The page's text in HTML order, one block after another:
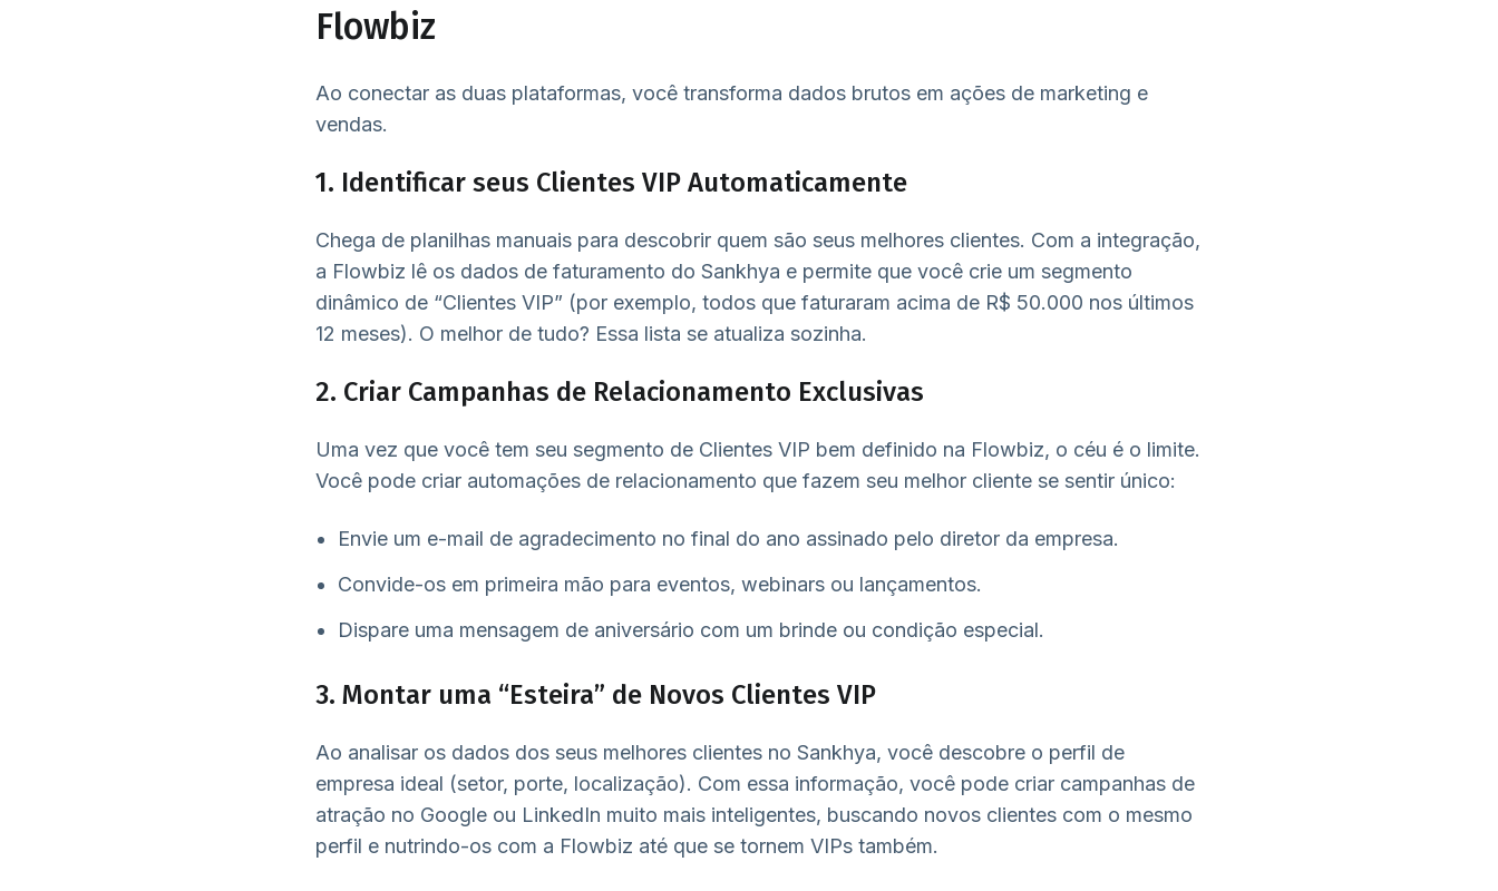
Flowbiz
Ao conectar as duas plataformas, você transforma dados brutos em ações de marketing e
vendas.
1. Identificar seus Clientes VIP Automaticamente
Chega de planilhas manuais para descobrir quem são seus melhores clientes. Com a integração,
a Flowbiz lê os dados de faturamento do Sankhya e permite que você crie um segmento
dinâmico de “Clientes VIP” (por exemplo, todos que faturaram acima de R$ 50.000 nos últimos
12 meses). O melhor de tudo? Essa lista se atualiza sozinha.
2. Criar Campanhas de Relacionamento Exclusivas
Uma vez que você tem seu segmento de Clientes VIP bem definido na Flowbiz, o céu é o limite.
Você pode criar automações de relacionamento que fazem seu melhor cliente se sentir único:
Envie um e-mail de agradecimento no final do ano assinado pelo diretor da empresa.
Convide-os em primeira mão para eventos, webinars ou lançamentos.
Dispare uma mensagem de aniversário com um brinde ou condição especial.
3. Montar uma “Esteira” de Novos Clientes VIP
Ao analisar os dados dos seus melhores clientes no Sankhya, você descobre o perfil de
empresa ideal (setor, porte, localização). Com essa informação, você pode criar campanhas de
atração no Google ou LinkedIn muito mais inteligentes, buscando novos clientes com o mesmo
perfil e nutrindo-os com a Flowbiz até que se tornem VIPs também.